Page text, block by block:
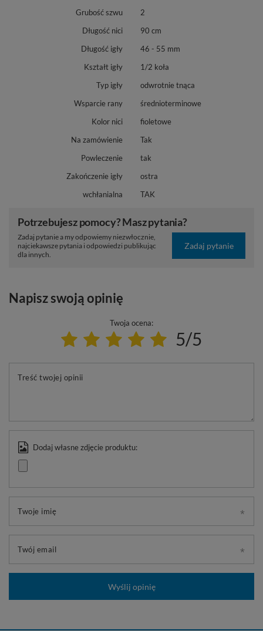
Grubość szwu
2
Długość nici
90 cm
Długość igły
46 - 55 mm
Kształt igły
1/2 koła
Typ igły
odwrotnie tnąca
Wsparcie rany
średnioterminowe
Kolor nici
fioletowe
Na zamówienie
Tak
Powleczenie
tak
Zakończenie igły
ostra
wchłanialna
TAK
Potrzebujesz pomocy? Masz pytania?
Zadaj pytanie a my odpowiemy niezwłocznie,
najciekawsze pytania i odpowiedzi publikując
dla innych.
Zadaj pytanie
Napisz swoją opinię
Twoja ocena:
5/5
Treść twojej opinii
Dodaj własne zdjęcie produktu:
Twoje imię
Twój email
Wyślij opinię